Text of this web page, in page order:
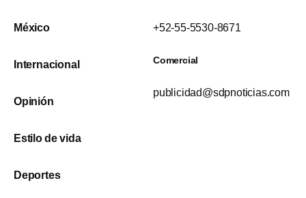
México
Internacional
Opinión
Estilo de vida
Deportes
+52-55-5530-8671
Comercial
publicidad@sdpnoticias.com